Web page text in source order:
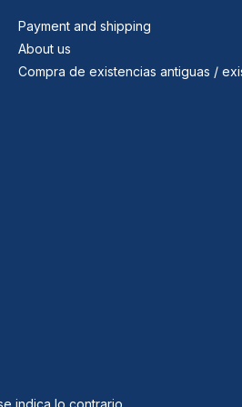
Payment and shipping
About us
Compra de existencias antiguas /